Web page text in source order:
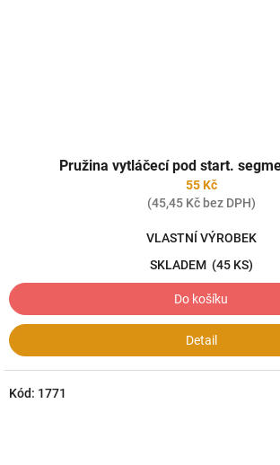
Pružina vytláčecí pod start.
55 Kč
(45,45 Kč bez DPH)
VLASTNÍ VÝROBEK
SKLADEM (45 KS)
Do košíku
Detail
Kód: 1771